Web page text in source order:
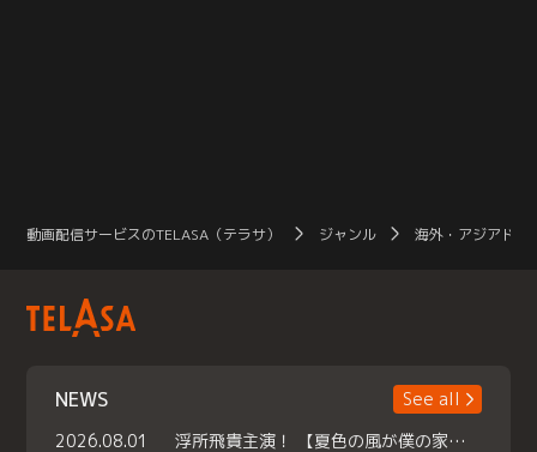
動画配信サービスのTELASA（テラサ） ジャンル 海外・アジアドラ
NEWS
See all
2026.08.01
浮所飛貴主演！ 【夏色の風が僕の家にやってきた】 本日よりテラサで独占配信スタート！